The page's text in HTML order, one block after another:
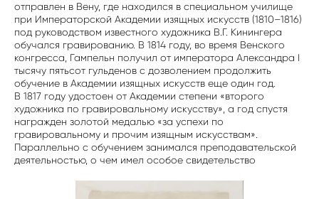
отправлен в Вену, где находился в специальном училище
при Императорской Академии изящных искусств (1810–1816)
под руководством известного художника В.Г. Кинингера
обучался гравированию. В 1814 году, во время Венского
конгресса, Гампельн получил от императора Александра I
тысячу пятьсот гульденов с дозволением продолжить
обучение в Академии изящных искусств еще один год.
В 1817 году удостоен от Академии степени «второго
художника по гравировальному искусству», а год спустя
награжден золотой медалью «за успехи по
гравировальному и прочим изящным искусствам».
Параллельно с обучением занимался преподавательской
деятельностью, о чем имел особое свидетельство